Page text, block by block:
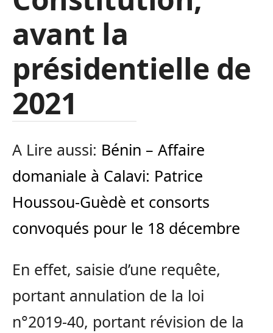
avant la
présidentielle de
2021
A Lire aussi: Bénin – Affaire
domaniale à Calavi: Patrice
Houssou-Guèdè et consorts
convoqués pour le 18 décembre
En effet, saisie d’une requête,
portant annulation de la loi
n°2019-40, portant révision de la